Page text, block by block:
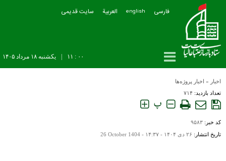
فارسی english العربیة سایت قدیمی
يکشنبه ۱۸ مرداد ۱۴۰۵ ۰۰ : ۱۱
اخبار » اخبار پروژه‌ها
تعداد بازدید: ۷۱۴
پ
کد خبر: ۹۵۸۳
تاریخ انتشار: ۲۶ دی ۱۴۰۴ - ۱۴:۳۷ - 26 October 1404